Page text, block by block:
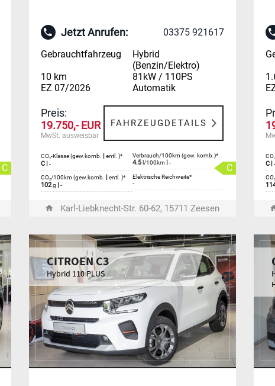
C
Jetzt Anrufen:
03375 921617
Gebrauchtfahrzeug
Hybrid
(Benzin/Elektro)
10 km
81kW / 110PS
EZ 07/2026
Automatik
Preis:
19.750,- EUR
MwSt. ausweisbar
FAHRZEUGDETAILS
CO₂-Klasse (gew.komb. | entl. )*
C | -
Verbrauch/100km (gew. komb.)*
4.5 l/100km | -
CO₂/100km (gew.komb. | entl. )*
102g | -
Elektrische Reichweite*
-
C
Karl-Liebknecht-Str. 60-62, 15711 Zeesen
C | -
CITROEN C3
Hybrid 110 PLUS